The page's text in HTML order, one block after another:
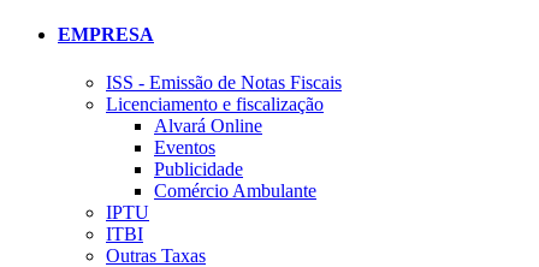
EMPRESA
ISS - Emissão de Notas Fiscais
Licenciamento e fiscalização
Alvará Online
Eventos
Publicidade
Comércio Ambulante
IPTU
ITBI
Outras Taxas